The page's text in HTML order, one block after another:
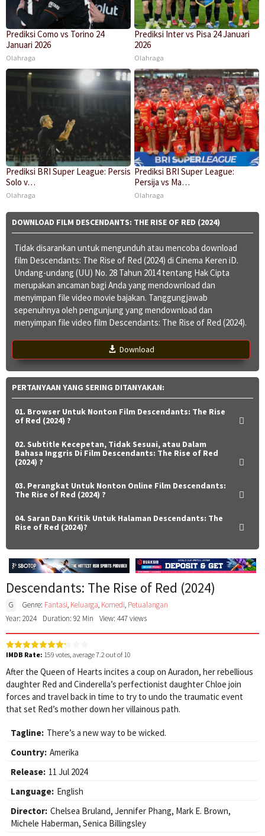
Prediksi Como vs Torino 24
Januari 2026
Olahraga
Prediksi Inter vs Pisa 24 Januari
2026
Olahraga
Prediksi BRI Super League: Persis
Solo v…
Olahraga
Prediksi BRI Super League:
Persija vs Ma…
Olahraga
DOWNLOAD FILM DESCENDANTS: THE RISE OF RED (2024)
Tidak disarankan untuk mengunduh atau mencoba download
film Descendants: The Rise of Red (2024) di Cinema Keren iD.
Undang-undang (UU) No. 28 Tahun 2014 tentang Hak Cipta
merupakan ancaman bagi Anda yang mendownload dan
menyimpan file video movie bajakan. Tanggungjawab
sepenuhnya oleh pengunjung yang mendownload dan
menyimpan file video film Descendants: The Rise of Red (2024).
Download
PERTANYAAN YANG SERING DITANYAKAN:
01. Browser Untuk Nonton Film Descendants: The Rise
of Red (2024) ?
02. Subtitle Kecepetan, Tidak Sesuai, atau Dalam
Bahasa Inggris Di Film Descendants: The Rise of Red
(2024) ?
03. Perangkat Untuk Nonton Online Film Descendants:
The Rise of Red (2024) ?
04. Saran Dan Kritik Untuk Halaman Descendants: The
Rise of Red (2024)?
Descendants: The Rise of Red (2024)
G Genre: Fantasi, Keluarga, Komedi, Petualangan
Year: 2024
Duration: 92 Min View: 447 views
IMDB Rate: 159 votes, average7.2 out of 10
After the Queen of Hearts incites a coup on Auradon, her rebellious
daughter Red and Cinderella’s perfectionist daughter Chloe join
forces and travel back in time to try to undo the traumatic event
that set Red’s mother down her villainous path.
Tagline: There’s a new way to be wicked.
Country: Amerika
Release: 11 Jul 2024
Language: English
Director: Chelsea Bruland, Jennifer Phang, Mark E. Brown,
Michele Haberman, Senica Billingsley